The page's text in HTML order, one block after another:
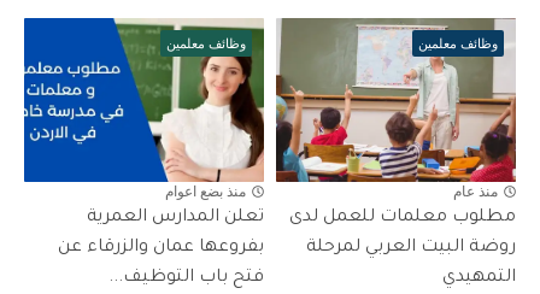
وظائف معلمين
منذ عام
مطلوب معلمات للعمل لدى
روضة البيت العربي لمرحلة
التمهيدي
وظائف معلمين
منذ بضع اعوام
تعلن المدارس العمرية
بفروعها عمان والزرقاء عن
فتح باب التوظيف...